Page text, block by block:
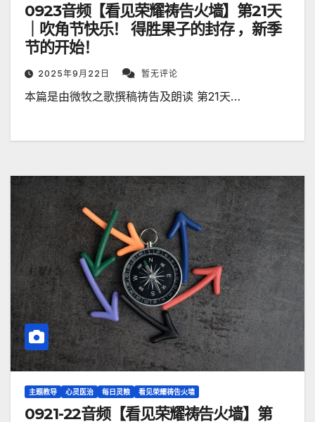
0923音频【看见荣耀祷告火墙】第21天
｜吹角节快乐！ 得胜果子的封存 ，新季
节的开始！
2025年9月22日 暂无评论
本篇是由微牧之歌撰稿祷告及朗读 第21天…
主题教导 心灵医治 每日灵粮 看见荣耀祷告火墙
0921-22音频【看见荣耀祷告火墙】第